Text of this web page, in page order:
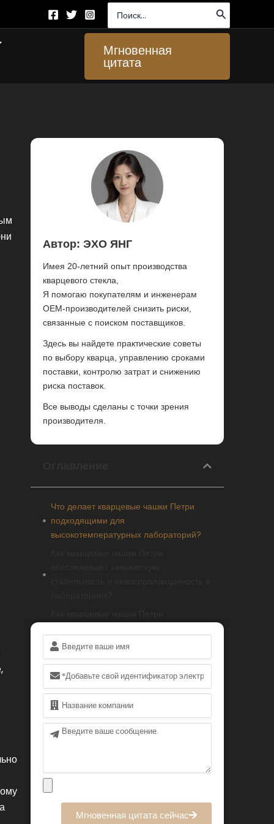
About Us
Мгновенная
цитата
Автор: ЭХО ЯНГ
Имея 20-летний опыт производства
кварцевого стекла,
Я помогаю покупателям и инженерам
OEM-производителей снизить риски,
связанные с поиском поставщиков.
Здесь вы найдете практические советы
по выбору кварца, управлению сроками
поставки, контролю затрат и снижению
риска поставок.
Все выводы сделаны с точки зрения
производителя.
Что делает кварцевые чашки Петри
подходящими для
высокотемпературных лабораторий?
химическим реакциям?
Кварцевые чашки Петри оптимизируют
культуру клеток и биологические
эксперименты в лабораториях
В каких случаях лабораториям следует
предпочесть кварцевые чашки Петри
другим альтернативам?
FAQ (часто задаваемые вопросы)
Имя
Электронная
почта
Имя
Сообщение
Мгновенная цитата сейчас